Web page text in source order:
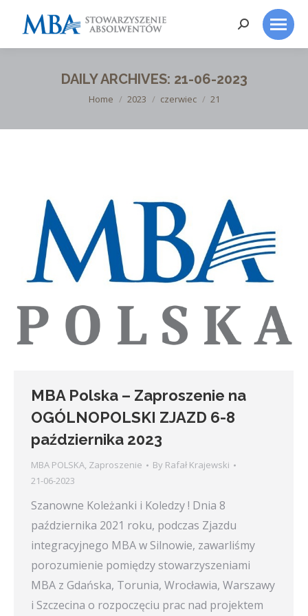
Search:
DAILY ARCHIVES: 21-06-2023
You are here:
Home 2023 czerwiec 21
MBA Polska – Zaproszenie na
OGÓLNOPOLSKI ZJAZD 6-8
października 2023
MBA POLSKA, Zaproszenie By Rafał Krajewski
21-06-2023
Szanowne Koleżanki i Koledzy ! Dnia 8
października 2021 roku, podczas Zjazdu
integracyjnego MBA w Silnowie, zawarliśmy
porozumienie pomiędzy stowarzyszeniami
MBA z Gdańska, Torunia, Wrocławia, Warszawy
i Szczecina o rozpoczęciu prac nad projektem